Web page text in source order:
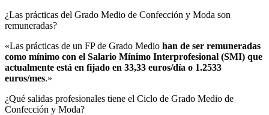
¿Las prácticas del Grado Medio de Confección y Moda son
remuneradas?​
«Las prácticas de un FP de Grado Medio han de ser remuneradas
como mínimo con el Salario Mínimo Interprofesional (SMI) que
actualmente está en fijado en 33,33 euros/día o 1.2533
euros/mes.»
¿Qué salidas profesionales tiene el Ciclo de Grado Medio de
Confección y Moda?​